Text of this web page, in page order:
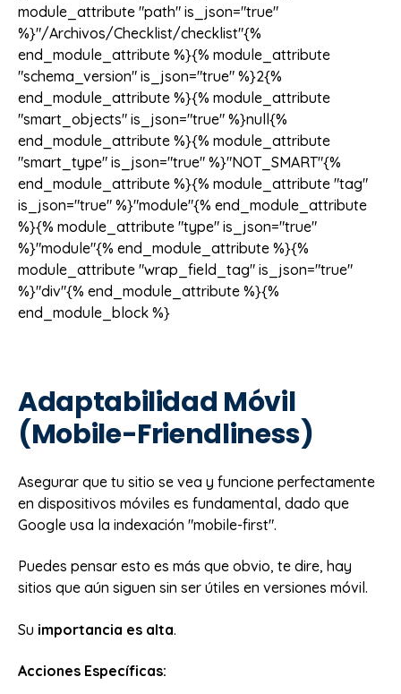
module_attribute "path" is_json="true"
%}"/Archivos/Checklist/checklist"{%
end_module_attribute %}{% module_attribute
"schema_version" is_json="true" %}2{%
end_module_attribute %}{% module_attribute
"smart_objects" is_json="true" %}null{%
end_module_attribute %}{% module_attribute
"smart_type" is_json="true" %}"NOT_SMART"{%
end_module_attribute %}{% module_attribute "tag"
is_json="true" %}"module"{% end_module_attribute
%}{% module_attribute "type" is_json="true"
%}"module"{% end_module_attribute %}{%
module_attribute "wrap_field_tag" is_json="true"
%}"div"{% end_module_attribute %}{%
end_module_block %}
Adaptabilidad Móvil
(Mobile-Friendliness)
Asegurar que tu sitio se vea y funcione perfectamente
en dispositivos móviles es fundamental, dado que
Google usa la indexación "mobile-first".
Puedes pensar esto es más que obvio, te dire, hay
sitios que aún siguen sin ser útiles en versiones móvil.
Su importancia es alta.
Acciones Específicas: